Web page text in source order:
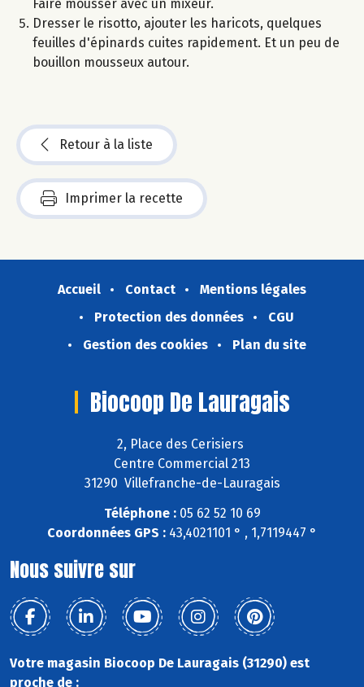
Faire mousser avec un mixeur.
Dresser le risotto, ajouter les haricots, quelques
feuilles d'épinards cuites rapidement. Et un peu de
bouillon mousseux autour.
Retour à la liste
Imprimer la recette
Accueil Contact
Mentions légales
Protection des données
CGU
Gestion des cookies
Plan du site
Biocoop De Lauragais
2, Place des Cerisiers
Centre Commercial 213
31290 Villefranche-de-Lauragais
Téléphone :05 62 52 10 69
Coordonnées GPS : 43,4021101 ° , 1,7119447 °
Nous suivre sur
Votre magasin Biocoop De Lauragais (31290) est
proche de :